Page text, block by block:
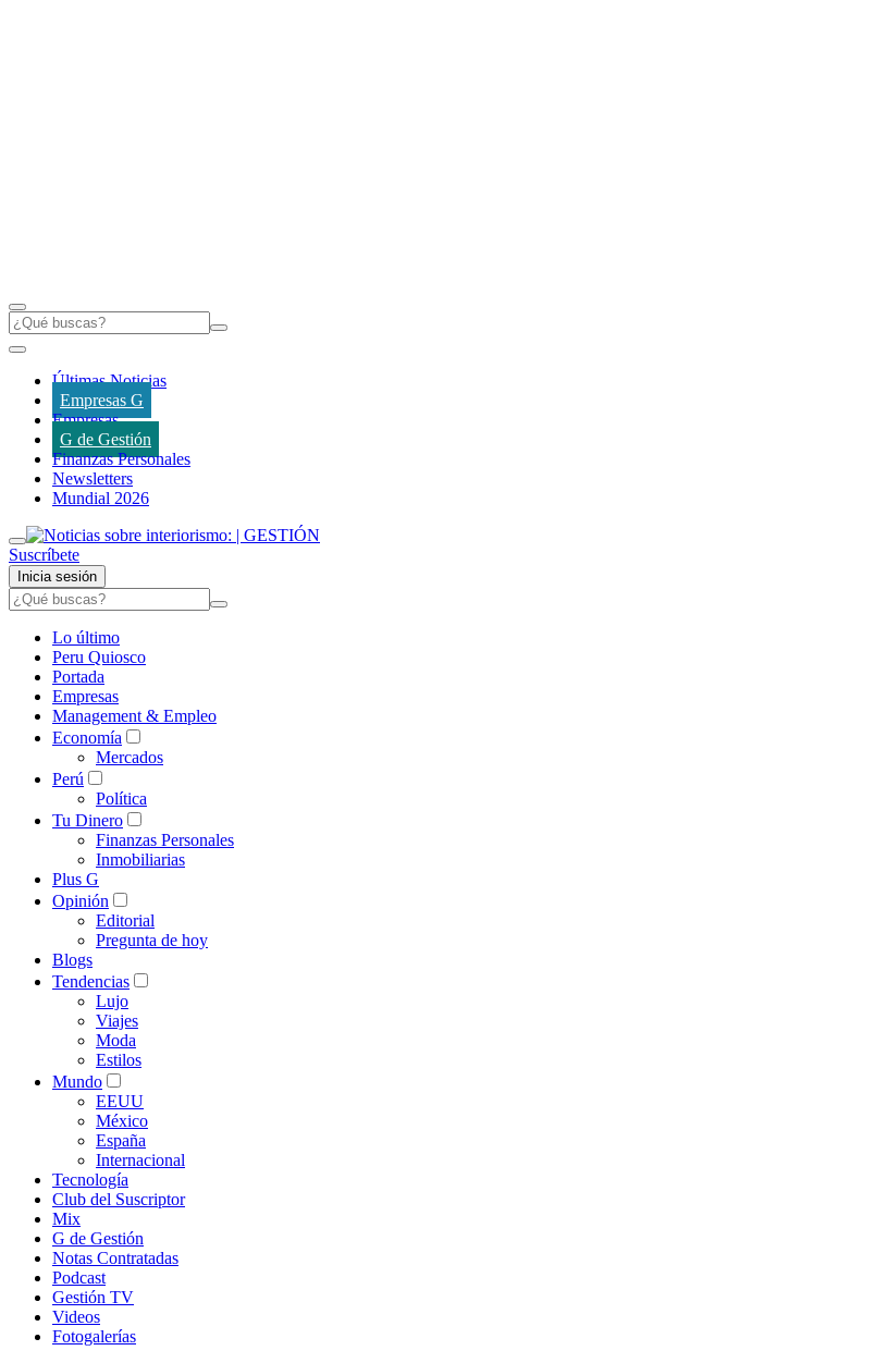
Últimas Noticias
Empresas G
Empresas
G de Gestión
Finanzas Personales
Newsletters
Mundial 2026
Suscríbete
Inicia sesión
Lo último
Peru Quiosco
Portada
Empresas
Management & Empleo
Economía
Mercados
Perú
Política
Tu Dinero
Finanzas Personales
Inmobiliarias
Plus G
Opinión
Editorial
Pregunta de hoy
Blogs
Tendencias
Lujo
Viajes
Moda
Estilos
Mundo
EEUU
México
España
Internacional
Tecnología
Club del Suscriptor
Mix
G de Gestión
Notas Contratadas
Podcast
Gestión TV
Videos
Fotogalerías